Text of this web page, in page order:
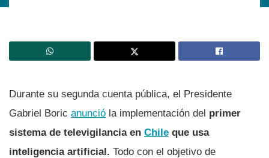
Durante su segunda cuenta pública, el Presidente
Gabriel Boric anunció la implementación del primer
sistema de televigilancia en Chile que usa
inteligencia artificial. Todo con el objetivo de